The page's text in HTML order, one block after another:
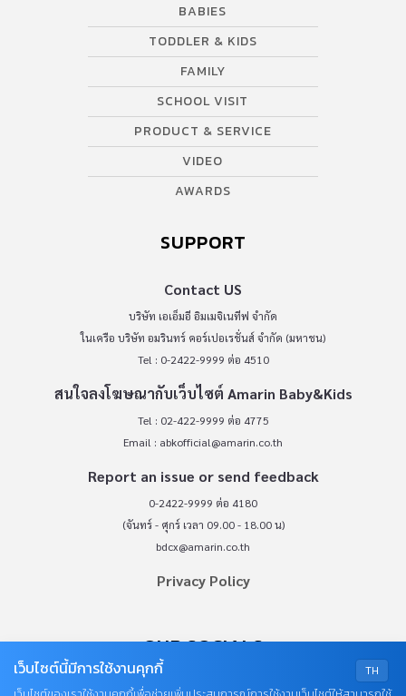
BABIES
TODDLER & KIDS
FAMILY
SCHOOL VISIT
PRODUCT & SERVICE
VIDEO
AWARDS
SUPPORT
Contact US
บริษัท เอเอ็มอี อิมเมจิเนทีฟ จำกัด
ในเครือ บริษัท อมรินทร์ คอร์เปอเรชั่นส์ จำกัด (มหาชน)
Tel : 0-2422-9999 ต่อ 4510
สนใจลงโฆษณากับเว็บไซต์ Amarin Baby&Kids
Tel : 02-422-9999 ต่อ 4775
Email : abkofficial@amarin.co.th
Report an issue or send feedback
0-2422-9999 ต่อ 4180
(จันทร์ - ศุกร์ เวลา 09.00 - 18.00 น)
bdcx@amarin.co.th
Privacy Policy
OUR SOCIALS
TH
เว็บไซต์นี้มีการใช้งานคุกกี้